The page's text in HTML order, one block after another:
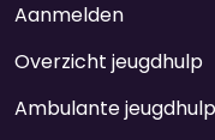
Aanmelden
Overzicht jeugdhulp
Ambulante jeugdhulp